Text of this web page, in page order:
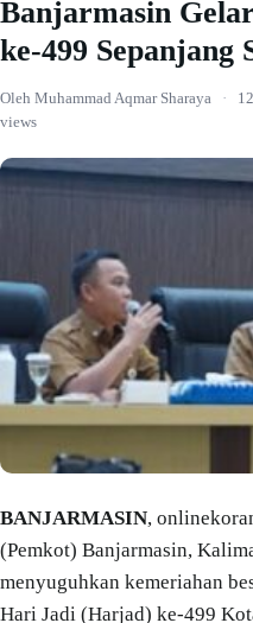
Banjarmasin
ke-499 Sepanjang
Oleh Muhammad Aqmar Sharaya ·
views
BANJARMASIN,
(Pemkot) Banjarmasin,
menyuguhkan kemeriahan
Hari Jadi (Harjad) ke-499